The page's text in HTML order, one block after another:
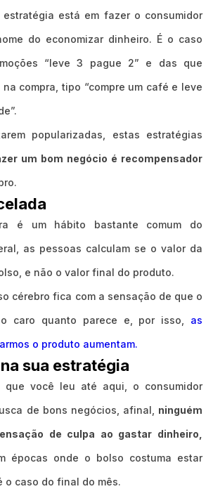
está em fazer o consumidor
do economizar dinheiro. É o caso
“leve 3 pague 2” e das que
compra, tipo “compre um café e leve
popularizadas, estas estratégias
um bom negócio é recompensador
é um hábito bastante comum do
as pessoas calculam se o valor da
e não o valor final do produto.
cérebro fica com a sensação de que o
caro quanto parece e, por isso, as
o produto aumentam.
sua estratégia
que você leu até aqui, o consumidor
de bons negócios, afinal, ninguém
de culpa ao gastar dinheiro,
épocas onde o bolso costuma estar
o caso do final do mês.